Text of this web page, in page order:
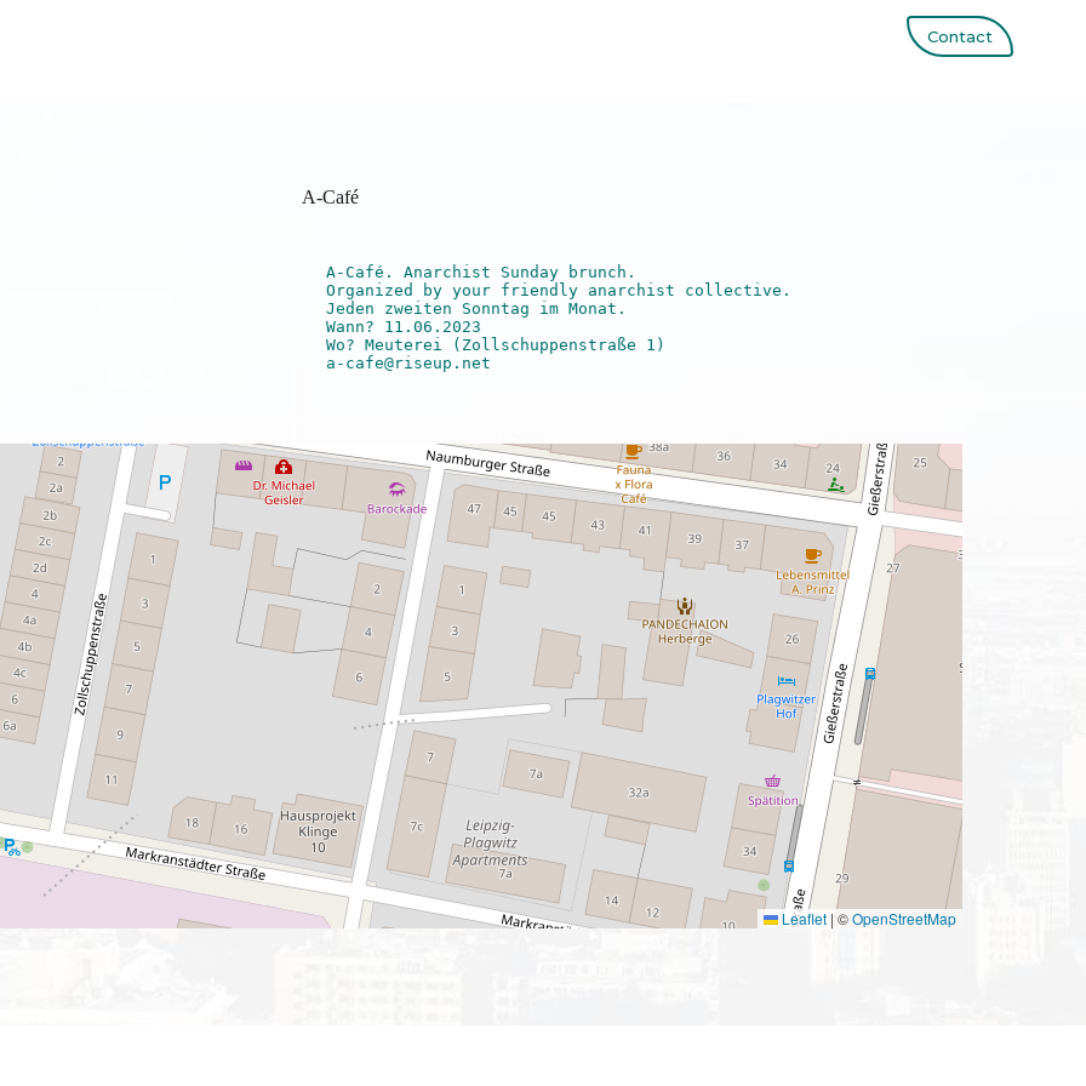
Contact
A-Café
A-Café. Anarchist Sunday brunch.
Organized by your friendly anarchist collective.
Jeden zweiten Sonntag im Monat.
Wann? 11.06.2023
Wo? Meuterei (Zollschuppenstraße 1)
a-cafe@riseup.net
Leaflet | ©OpenStreetMap